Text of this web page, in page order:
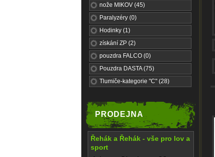
nože MIKOV (45)
Paralyzéry (0)
Hodinky (1)
získání ZP (2)
pouzdra FALCO (0)
Pouzdra DASTA (75)
Tlumiče-kategorie "C" (28)
PRODEJNA
Řehák a Řehák - vše pro lov a
sport